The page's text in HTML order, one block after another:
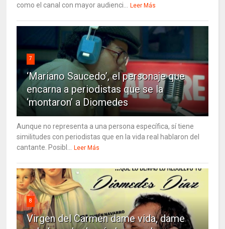
como el canal con mayor audienci...
Leer Más
7
‘Mariano Saucedo’, el personaje que
encarna a periodistas que se la
‘montaron’ a Diomedes
Aunque no representa a una persona específica, sí tiene
similitudes con periodistas que en la vida real hablaron del
cantante. Posibl...
Leer Más
8
Virgen del Carmen dame vida, dame